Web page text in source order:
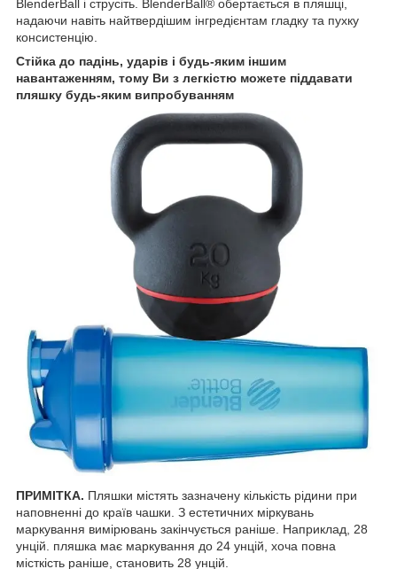
BlenderBall і струсіть. BlenderBall® обертається в пляшці,
надаючи навіть найтвердішим інгредієнтам гладку та пухку
консистенцію.
Стійка до падінь, ударів і будь-яким іншим
навантаженням, тому Ви з легкістю можете піддавати
пляшку будь-яким випробуванням
ПРИМІТКА. Пляшки містять зазначену кількість рідини при
наповненні до країв чашки. З естетичних міркувань
маркування вимірювань закінчується раніше. Наприклад, 28
унцій. пляшка має маркування до 24 унцій, хоча повна
місткість раніше, становить 28 унцій.